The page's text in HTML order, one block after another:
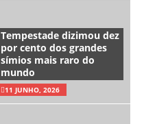
Tempestade dizimou dez
por cento dos grandes
símios mais raro do
mundo
11 JUNHO, 2026